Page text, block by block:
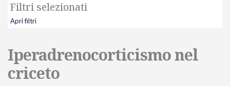
Filtri selezionati
Apri filtri
Iperadrenocorticismo nel
criceto